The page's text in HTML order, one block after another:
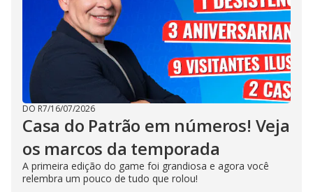
DO R7/16/07/2026
Casa do Patrão em números! Veja
os marcos da temporada
A primeira edição do game foi grandiosa e agora você
relembra um pouco de tudo que rolou!